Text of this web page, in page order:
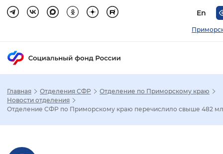
En
Настройка режима отображения
Главная Отделения СФР
Отделение по Приморскому краю
Новости отделения
Отделение СФР по Приморскому краю перечислило свыше 482